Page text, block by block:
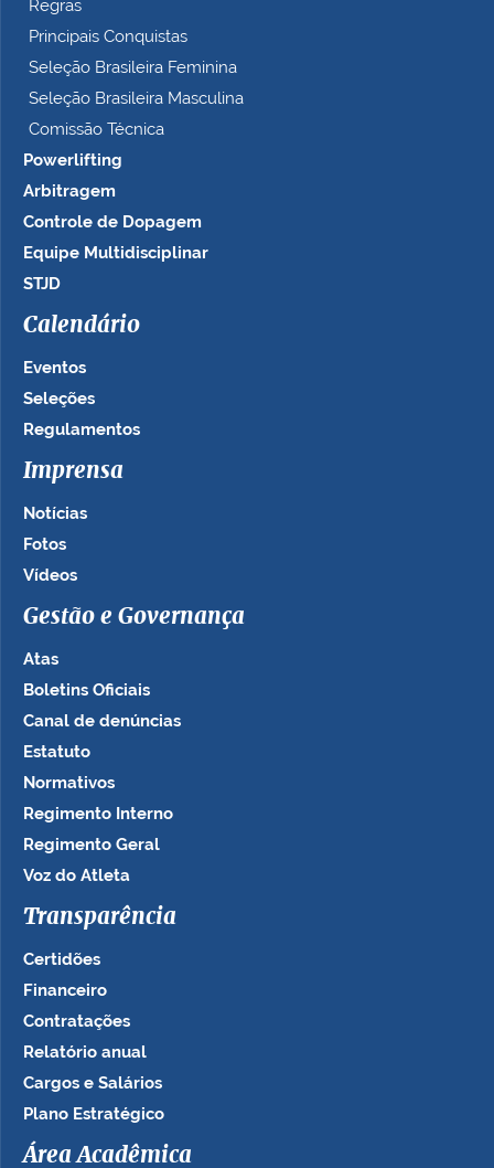
Regras
Principais Conquistas
Seleção Brasileira Feminina
Seleção Brasileira Masculina
Comissão Técnica
Powerlifting
Arbitragem
Controle de Dopagem
Equipe Multidisciplinar
STJD
Calendário
Eventos
Seleções
Regulamentos
Imprensa
Notícias
Fotos
Vídeos
Gestão e Governança
Atas
Boletins Oficiais
Canal de denúncias
Estatuto
Normativos
Regimento Interno
Regimento Geral
Voz do Atleta
Transparência
Certidões
Financeiro
Contratações
Relatório anual
Cargos e Salários
Plano Estratégico
Área Acadêmica